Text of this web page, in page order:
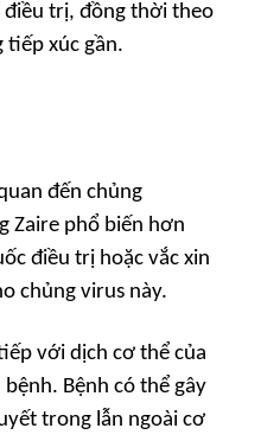
trị, đồng thời theo
xúc gần.
đến chủng
Zaire phổ biến hơn
điều trị hoặc vắc xin
chủng virus này.
với dịch cơ thể của
Bệnh có thể gây
trong lẫn ngoài cơ